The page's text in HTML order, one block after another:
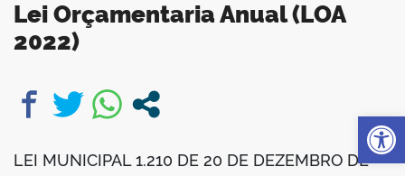
Lei Orçamentaria Anual (LOA
2022)
LEI MUNICIPAL 1.210 DE 20 DE DEZEMBRO DE